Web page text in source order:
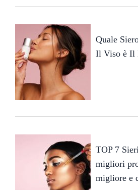
Quale
Il Viso è Il
TOP 7
migliori
migliore e